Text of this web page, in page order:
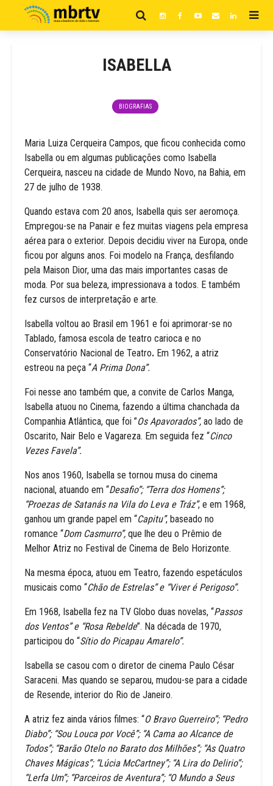
ISABELLA
BIOGRAFIAS
Maria Luiza Cerqueira Campos, que ficou conhecida como
Isabella ou em algumas publicações como Isabella
Cerqueira, nasceu na cidade de Mundo Novo, na Bahia, em
27 de julho de 1938.
Quando estava com 20 anos, Isabella quis ser aeromoça.
Empregou-se na Panair e fez muitas viagens pela empresa
aérea para o exterior. Depois decidiu viver na Europa, onde
ficou por alguns anos. Foi modelo na França, desfilando
pela Maison Dior, uma das mais importantes casas de
moda. Por sua beleza, impressionava a todos. E também
fez cursos de interpretação e arte.
Isabella voltou ao Brasil em 1961 e foi aprimorar-se no
Tablado, famosa escola de teatro carioca e no
Conservatório Nacional de Teatro. Em 1962, a atriz
estreou na peça “A Prima Dona”.
Foi nesse ano também que, a convite de Carlos Manga,
Isabella atuou no Cinema, fazendo a última chanchada da
Companhia Atlântica, que foi ”Os Apavorados”, ao lado de
Oscarito, Nair Belo e Vagareza. Em seguida fez “Cinco
Vezes Favela”.
Nos anos 1960, Isabella se tornou musa do cinema
nacional, atuando em “Desafio”; “Terra dos Homens”;
“Proezas de Satanás na Vila do Leva e Tráz”, e em 1968,
ganhou um grande papel em “Capitu”, baseado no
romance “Dom Casmurro”, que lhe deu o Prêmio de
Melhor Atriz no Festival de Cinema de Belo Horizonte.
Na mesma época, atuou em Teatro, fazendo espetáculos
musicais como “Chão de Estrelas” e “Viver é Perigoso”.
Em 1968, Isabella fez na TV Globo duas novelas, “Passos
dos Ventos” e “Rosa Rebelde”. Na década de 1970,
participou do “Sítio do Picapau Amarelo”.
Isabella se casou com o diretor de cinema Paulo César
Saraceni. Mas quando se separou, mudou-se para a cidade
de Resende, interior do Rio de Janeiro.
A atriz fez ainda vários filmes: “O Bravo Guerreiro”; “Pedro
Diabo”; “Sou Louca por Você”; “A Cama ao Alcance de
Todos”; “Barão Otelo no Barato dos Milhões”; “As Quatro
Chaves Mágicas”; “Lúcia McCartney”; “A Lira do Delirio”;
“Lerfa Um”; “Parceiros de Aventura”; “O Mundo a Seus